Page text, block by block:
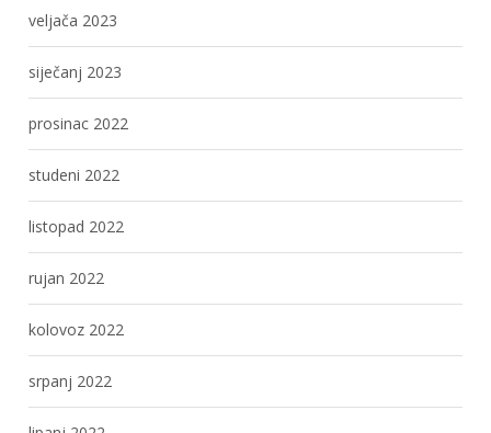
veljača 2023
siječanj 2023
prosinac 2022
studeni 2022
listopad 2022
rujan 2022
kolovoz 2022
srpanj 2022